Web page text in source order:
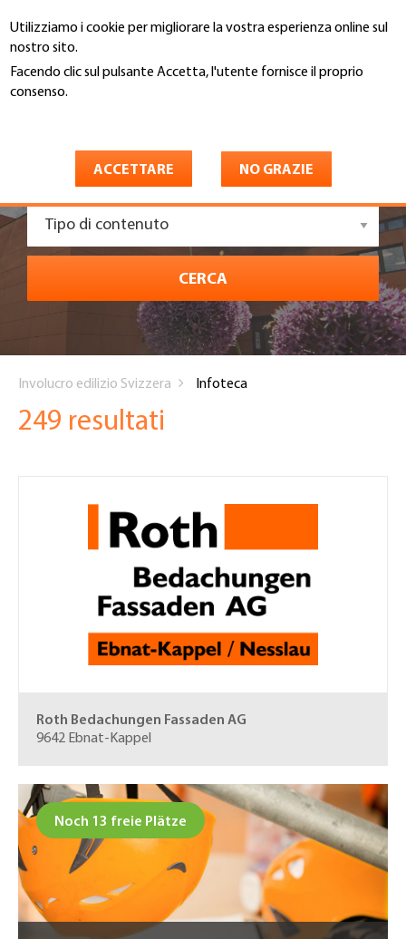
Utilizziamo i cookie per migliorare la vostra esperienza online sul
nostro sito.
Facendo clic sul pulsante Accetta, l'utente fornisce il proprio
consenso.
ACCETTARE NO GRAZIE
al
contenuto
principale
Tipo di contenuto
CERCA
are
here
Involucro edilizio Svizzera Infoteca
249 resultati
Roth Bedachungen Fassaden AG
9642 Ebnat-Kappel
Noch 13 freie Plätze